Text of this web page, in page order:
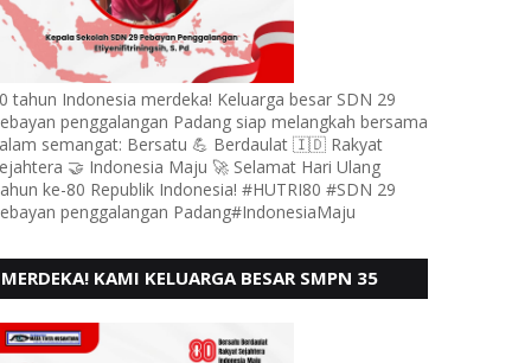
tahun Indonesia merdeka! Keluarga besar SDN 29
penggalangan Padang siap melangkah bersama
semangat: Bersatu 💪 Berdaulat 🇮🇩 Rakyat
🤝 Indonesia Maju 🚀 Selamat Hari Ulang
ke-80 Republik Indonesia! #HUTRI80 #SDN 29
penggalangan Padang#IndonesiaMaju
MERDEKA! KAMI KELUARGA BESAR SMPN 35